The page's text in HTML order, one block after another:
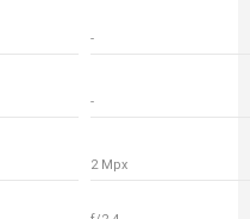
-
-
2 Mpx